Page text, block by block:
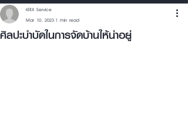
ศิลปะบำบัดในการจัดบ้านให้น่าอยู่
KRIX Service
Mar 10, 2023 1 min read